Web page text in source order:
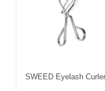
SWEED Eyelash Curler